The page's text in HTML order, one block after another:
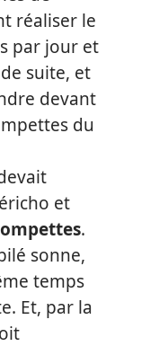
réaliser le
par jour et
suite, et
devant
du
et
.
sonne,
temps
Et, par la